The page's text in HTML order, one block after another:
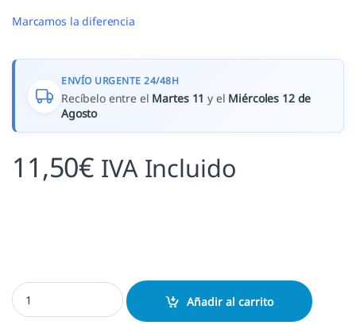
Marcamos la diferencia
ENVÍO URGENTE 24/48H
Recíbelo entre el Martes 11 y el Miércoles 12 de
Agosto
11,50€ IVA Incluido
Colop C30 - 46x16 mm. cantidad
Añadir al carrito